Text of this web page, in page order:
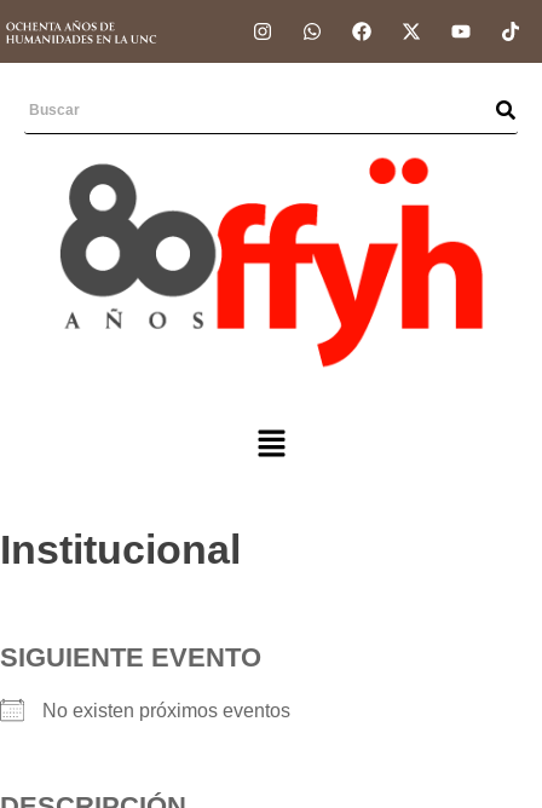
Institucional
SIGUIENTE EVENTO
No existen próximos eventos